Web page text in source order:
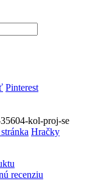
Pinterest
kol-proj-se
Hračky
recenziu